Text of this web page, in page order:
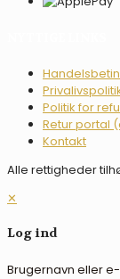
Politik for
Retur portal
Kontakt
Alle rettigheder
✕
Log ind
Brugernavn eller